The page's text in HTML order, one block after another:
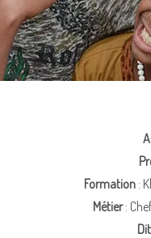
Formation :
Métier: